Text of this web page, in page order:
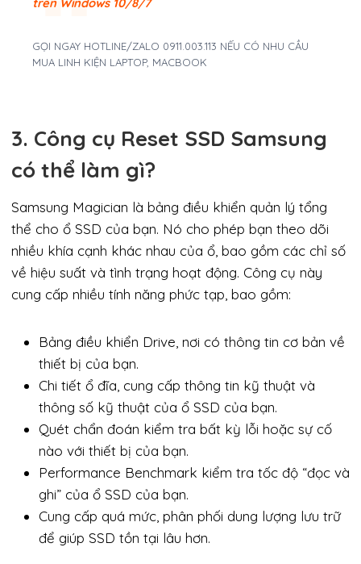
trên Windows 10/8/7
GỌI NGAY HOTLINE/ZALO 0911.003.113 NẾU CÓ NHU CẦU
MUA LINH KIỆN LAPTOP, MACBOOK
3. Công cụ Reset SSD Samsung
có thể làm gì?
Samsung Magician là bảng điều khiển quản lý tổng
thể cho ổ SSD của bạn. Nó cho phép bạn theo dõi
nhiều khía cạnh khác nhau của ổ, bao gồm các chỉ số
về hiệu suất và tình trạng hoạt động. Công cụ này
cung cấp nhiều tính năng phức tạp, bao gồm:
Bảng điều khiển Drive, nơi có thông tin cơ bản về
thiết bị của bạn.
Chi tiết ổ đĩa, cung cấp thông tin kỹ thuật và
thông số kỹ thuật của ổ SSD của bạn.
Quét chẩn đoán kiểm tra bất kỳ lỗi hoặc sự cố
nào với thiết bị của bạn.
Performance Benchmark kiểm tra tốc độ “đọc và
ghi” của ổ SSD của bạn.
Cung cấp quá mức, phân phối dung lượng lưu trữ
để giúp SSD tồn tại lâu hơn.